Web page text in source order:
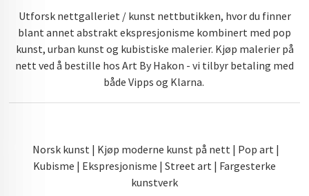
Utforsk nettgalleriet / kunst nettbutikken, hvor du finner
blant annet abstrakt ekspresjonisme kombinert med pop
kunst, urban kunst og kubistiske malerier. Kjøp malerier på
nett ved å bestille hos Art By Hakon - vi tilbyr betaling med
både Vipps og Klarna.
Norsk kunst | Kjøp moderne kunst på nett | Pop art |
Kubisme | Ekspresjonisme | Street art | Fargesterke
kunstverk